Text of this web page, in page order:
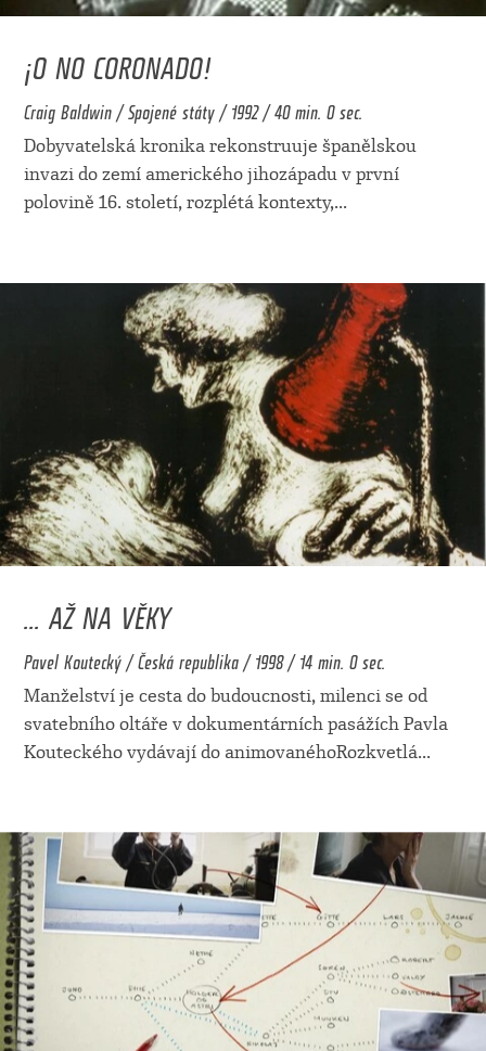
¡O NO CORONADO!
Craig Baldwin / Spojené státy / 1992 / 40 min. 0 sec.
Dobyvatelská kronika rekonstruuje španělskou
invazi do zemí amerického jihozápadu v první
polovině 16. století, rozplétá kontexty,...
... AŽ NA VĚKY
Pavel Koutecký / Česká republika / 1998 / 14 min. 0 sec.
Manželství je cesta do budoucnosti, milenci se od
svatebního oltáře v dokumentárních pasážích Pavla
Kouteckého vydávají do animovanéhoRozkvetlá...